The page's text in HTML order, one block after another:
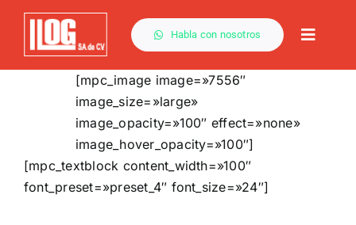
Saltar
contenido
Habla con nosotros
Toggle
[mpc_image image=»7556″
image_size=»large»
image_opacity=»100″ effect=»none»
image_hover_opacity=»100″]
[mpc_textblock content_width=»100″
font_preset=»preset_4″ font_size=»24″]